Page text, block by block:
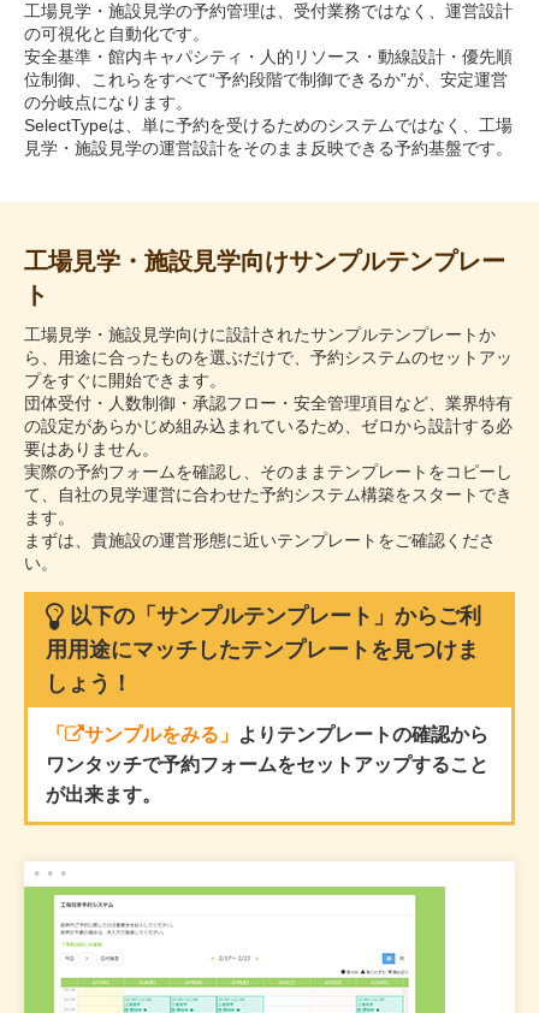
工場見学・施設見学の予約管理は、受付業務ではなく、運営設計
の可視化と自動化です。
安全基準・館内キャパシティ・人的リソース・動線設計・優先順
位制御、これらをすべて“予約段階で制御できるか”が、安定運営
の分岐点になります。
SelectTypeは、単に予約を受けるためのシステムではなく、工場
見学・施設見学の運営設計をそのまま反映できる予約基盤です。
工場見学・施設見学向けサンプルテンプレー
ト
工場見学・施設見学向けに設計されたサンプルテンプレートか
ら、用途に合ったものを選ぶだけで、予約システムのセットアッ
プをすぐに開始できます。
団体受付・人数制御・承認フロー・安全管理項目など、業界特有
の設定があらかじめ組み込まれているため、ゼロから設計する必
要はありません。
実際の予約フォームを確認し、そのままテンプレートをコピーし
て、自社の見学運営に合わせた予約システム構築をスタートでき
ます。
まずは、貴施設の運営形態に近いテンプレートをご確認くださ
い。
以下の「サンプルテンプレート」からご利
用用途にマッチしたテンプレートを見つけま
しょう！
「 サンプルをみる」 よりテンプレートの確認から
ワンタッチで予約フォームをセットアップすること
が出来ます。